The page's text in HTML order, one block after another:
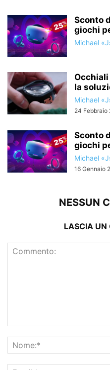
Sconto
giochi
Michael
Occhiali
la
Michael
24 Febbraio
Sconto
giochi
Michael
16 Gennaio
NESSUN
LASCIA UN